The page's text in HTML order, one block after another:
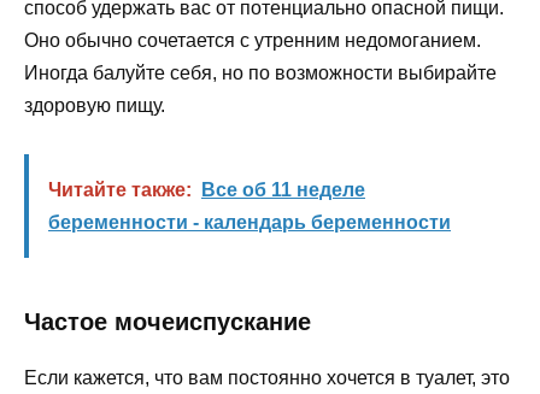
способ удержать вас от потенциально опасной пищи.
Оно обычно сочетается с утренним недомоганием.
Иногда балуйте себя, но по возможности выбирайте
здоровую пищу.
Читайте также:
Все об 11 неделе
беременности - календарь беременности
Частое мочеиспускание
Если кажется, что вам постоянно хочется в туалет, это